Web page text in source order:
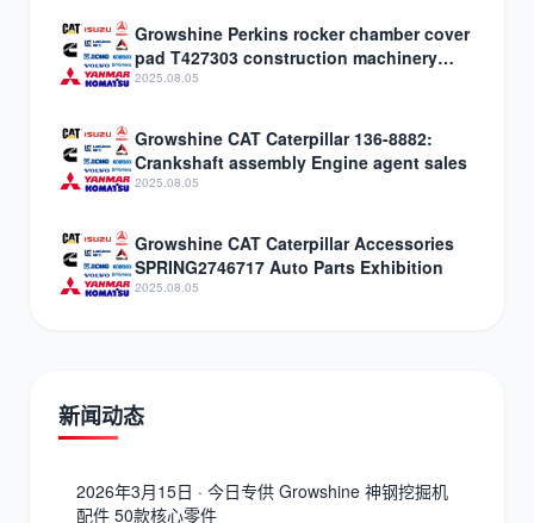
Growshine Perkins rocker chamber cover
pad T427303 construction machinery
internal combustion engine accessories
2025.08.05
Growshine CAT Caterpillar 136-8882:
Crankshaft assembly Engine agent sales
2025.08.05
Growshine CAT Caterpillar Accessories
SPRING2746717 Auto Parts Exhibition
2025.08.05
新闻动态
2026年3月15日 · 今日专供 Growshine 神钢挖掘机
配件 50款核心零件